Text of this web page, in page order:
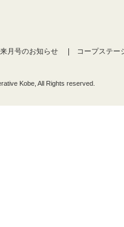
来月号のお知らせ コープステー
Kobe, All Rights reserved.